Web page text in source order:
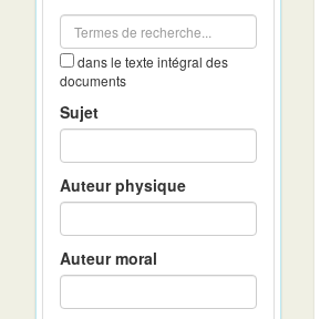
dans le texte intégral des
documents
Sujet
Auteur physique
Auteur moral